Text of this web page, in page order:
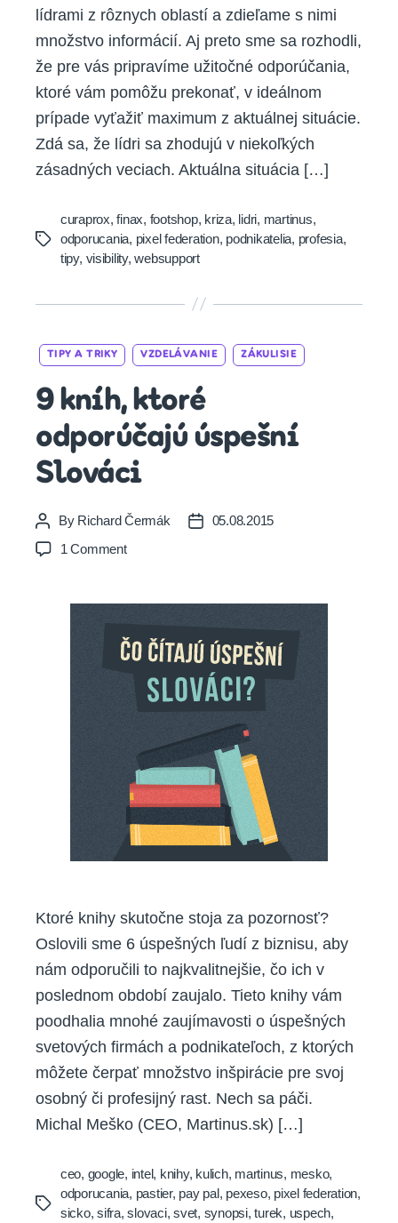
lídrami z rôznych oblastí a zdieľame s nimi
množstvo informácií. Aj preto sme sa rozhodli,
že pre vás pripravíme užitočné odporúčania,
ktoré vám pomôžu prekonať, v ideálnom
prípade vyťažiť maximum z aktuálnej situácie.
Zdá sa, že lídri sa zhodujú v niekoľkých
zásadných veciach. Aktuálna situácia […]
Tags
curaprox,finax, footshop, kriza, lidri, martinus,
odporucania, pixel federation, podnikatelia, profesia,
tipy, visibility,websupport
Categories
TIPY A TRIKY VZDELÁVANIE ZÁKULISIE
9 kníh, ktoré
odporúčajú úspešní
Slováci
Post
author
By Richard Čermák
Post05.08.2015
1 Commenton
ktoré
odporúčajú
úspešní
Slováci
Ktoré knihy skutočne stoja za pozornosť?
Oslovili sme 6 úspešných ľudí z biznisu, aby
nám odporučili to najkvalitnejšie, čo ich v
poslednom období zaujalo. Tieto knihy vám
poodhalia mnohé zaujímavosti o úspešných
svetových firmách a podnikateľoch, z ktorých
môžete čerpať množstvo inšpirácie pre svoj
osobný či profesijný rast. Nech sa páči.
Michal Meško (CEO, Martinus.sk) […]
Tags
ceo, google, intel, knihy, kulich, martinus, mesko,
odporucania, pastier, pay pal, pexeso, pixel federation,
sicko,sifra,slovaci,svet, synopsi,turek, uspech,